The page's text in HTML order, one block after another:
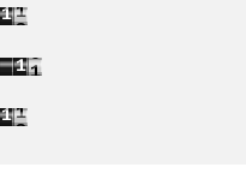
21
12
1
21